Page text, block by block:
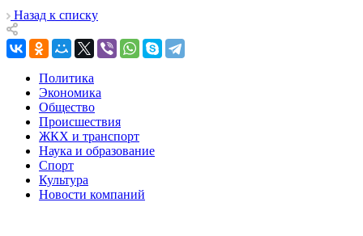
Назад к списку
Политика
Экономика
Общество
Происшествия
ЖКХ и транспорт
Наука и образование
Спорт
Культура
Новости компаний